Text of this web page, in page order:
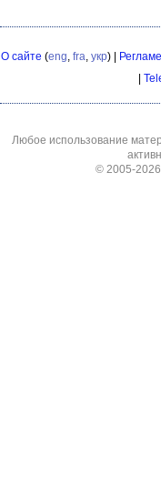
О сайте (eng, fra, укр) |
|
Любое использование
© 2005-2026